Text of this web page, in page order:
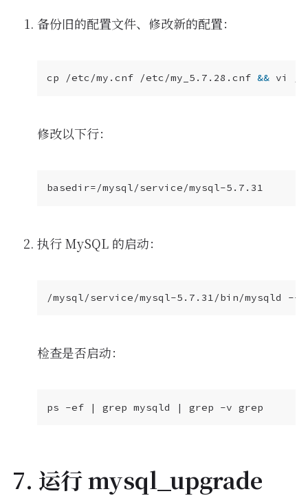
备份旧的配置文件、修改新的配置：
cp /etc/my.cnf /etc/my_5.7.28.cnf &&
修改以下行：
执行 MySQL 的启动：
/mysql/service/mysql-5.7.31/bin/mysqld
检查是否启动：
ps -ef | grep mysqld |
7. 运行 mysql_upgrade